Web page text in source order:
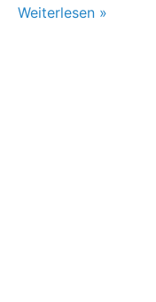
Weiterlesen »